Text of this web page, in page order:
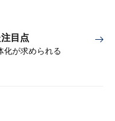
目点
化が求められる